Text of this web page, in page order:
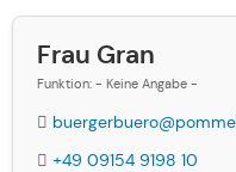
Frau Gran
Funktion: - Keine Angabe -
+49 09154 9198 10